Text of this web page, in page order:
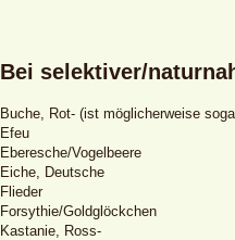
Bei selektiver/
Buche, Rot- (ist möglicherweise
Efeu
Eberesche/Vogelbeere
Eiche, Deutsche
Flieder
Forsythie/Goldglöckchen
Kastanie, Ross-